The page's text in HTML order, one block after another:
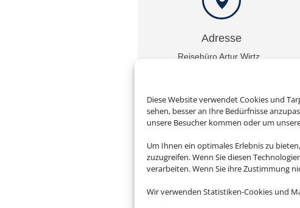
Diese Website verwendet Cookies und
sehen, besser an Ihre Bedürfnisse
unsere Besucher kommen oder um
Um Ihnen ein optimales Erlebnis zu
zuzugreifen. Wenn Sie diesen
verarbeiten. Wenn Sie ihre Zustimmung
Wir verwenden Statistiken-Cookies und
Adresse
Reisebüro Artur Wirtz,
D-66869 Kusel
reisebuero-wirtz@t-online.de
www.reisebuero-wirtz.de
wirtz
https://instagram.com/reisebuerowirtz